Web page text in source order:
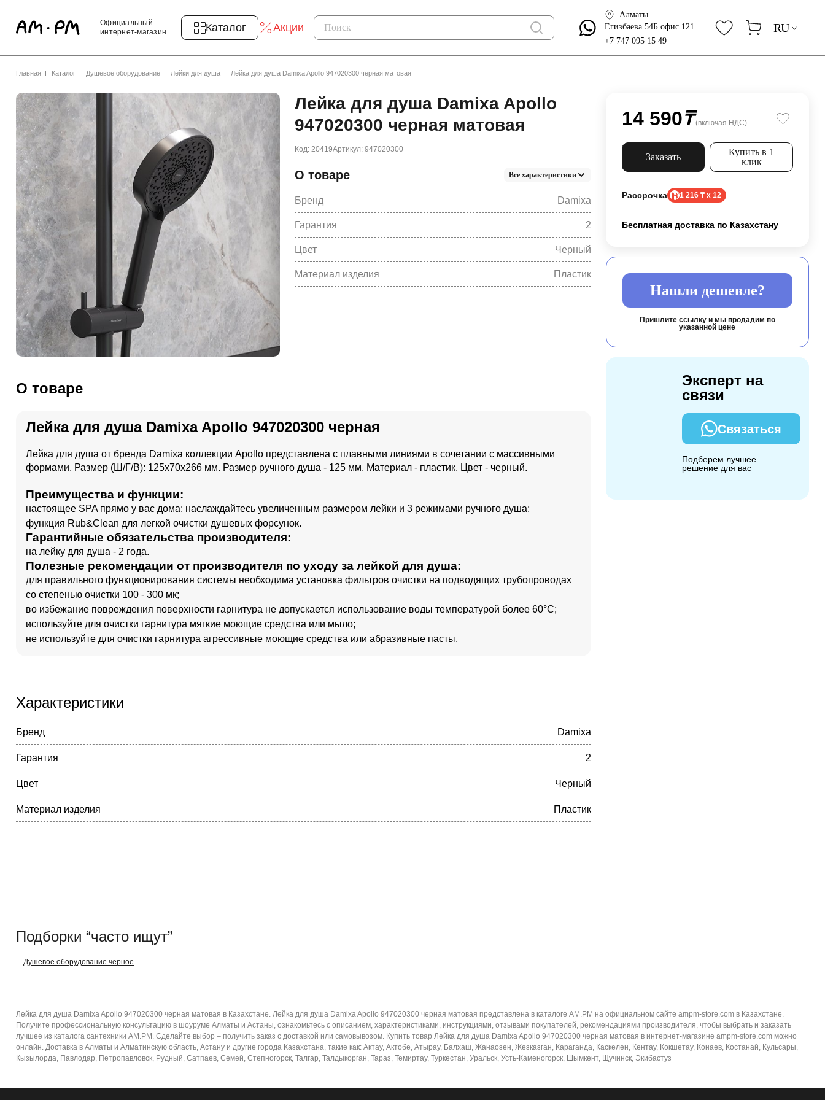
Официальный
интернет-магазин
Каталог Акции
Алматы
Егизбаева 54Б офис 121
+7 747 095 15 49
RU
Главная Каталог Душевое оборудование Лейки для душа Лейка для душа Damixa Apollo 947020300 черная матовая
Лейка для душа Damixa Apollo
947020300 черная матовая
Код: 20419Артикул: 947020300
О товаре Все характеристики
Бренд Damixa
Гарантия 2
Цвет Черный
Материал изделия Пластик
14 590₸ (включая НДС)
Заказать
Купить в 1
клик
Рассрочка 1 216 ₸ x 12
Бесплатная доставка по Казахстану
Нашли дешевле?
Пришлите ссылку и мы продадим по
указанной цене
Эксперт на
связи
Связаться
Подберем лучшее
решение для вас
О товаре
Лейка для душа Damixa Apollo 947020300 черная
Лейка для душа от бренда Damixa коллекции Apollo представлена с плавными линиями в сочетании с массивными
формами. Размер (Ш/Г/В): 125x70x266 мм. Размер ручного душа - 125 мм. Материал - пластик. Цвет - черный.
Преимущества и функции:
настоящее SPA прямо у вас дома: наслаждайтесь увеличенным размером лейки и 3 режимами ручного душа;
функция Rub&Clean для легкой очистки душевых форсунок.
Гарантийные обязательства производителя:
на лейку для душа - 2 года.
Полезные рекомендации от производителя по уходу за лейкой для душа:
для правильного функционирования системы необходима установка фильтров очистки на подводящих трубопроводах
со степенью очистки 100 - 300 мк;
во избежание повреждения поверхности гарнитура не допускается использование воды температурой более 60°C;
используйте для очистки гарнитура мягкие моющие средства или мыло;
не используйте для очистки гарнитура агрессивные моющие средства или абразивные пасты.
Характеристики
Бренд Damixa
Гарантия 2
Цвет Черный
Материал изделия Пластик
Подборки “часто ищут”
Душевое оборудование черное
Лейка для душа Damixa Apollo 947020300 черная матовая в Казахстане. Лейка для душа Damixa Apollo 947020300 черная матовая представлена в каталоге AM.PM на официальном сайте ampm-store.com в Казахстане.
Получите профессиональную консультацию в шоуруме Алматы и Астаны, ознакомьтесь с описанием, характеристиками, инструкциями, отзывами покупателей, рекомендациями производителя, чтобы выбрать и заказать
лучшее из каталога сантехники AM.PM. Сделайте выбор – получить заказ с доставкой или самовывозом. Купить товар Лейка для душа Damixa Apollo 947020300 черная матовая в интернет-магазине ampm-store.com можно
онлайн. Доставка в Алматы и Алматинскую область, Астану и другие города Казахстана, такие как: Актау, Актобе, Атырау, Балхаш, Жанаозен, Жезказган, Караганда, Каскелен, Кентау, Кокшетау, Конаев, Костанай, Кульсары,
Кызылорда, Павлодар, Петропавловск, Рудный, Сатпаев, Семей, Степногорск, Талгар, Талдыкорган, Тараз, Темиртау, Туркестан, Уральск, Усть-Каменогорск, Шымкент, Щучинск, Экибастуз